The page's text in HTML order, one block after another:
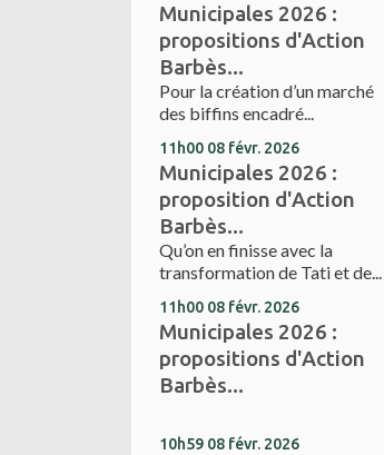
Municipales 2026 :
propositions d'Action
Barbès...
Pour la création d’un marché
des biffins encadré...
11h00 08 févr. 2026
Municipales 2026 :
proposition d'Action
Barbès...
Qu’on en finisse avec la
transformation de Tati et de...
11h00 08 févr. 2026
Municipales 2026 :
propositions d'Action
Barbès...
10h59 08 févr. 2026